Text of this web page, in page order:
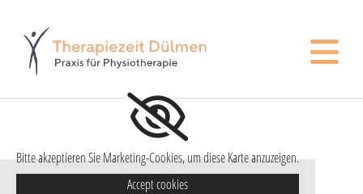
Bitte akzeptieren Sie Marketing-Cookies, um diese Karte anzuzeigen.
Accept cookies